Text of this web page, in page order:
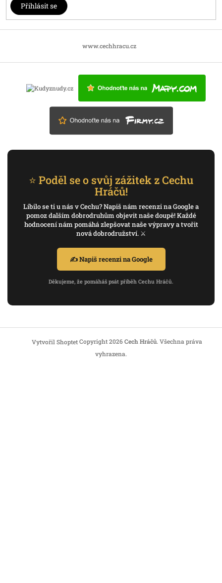
Přihlásit se
www.cechhracu.cz
⭐ Poděl se o svůj zážitek z Cechu
Hráčů!
Líbilo se ti u nás v Cechu? Napiš nám recenzi na Google a
pomoz dalším dobrodruhům objevit naše doupě! Každé
hodnocení nám pomáhá zlepšovat naše výpravy a tvořit
nová dobrodružství. ⚔️
✍️ Napiš recenzi na Google
Děkujeme, že pomáháš psát příběh Cechu Hráčů.
Vytvořil Shoptet Copyright 2026Cech Hráčů. Všechna práva
vyhrazena.